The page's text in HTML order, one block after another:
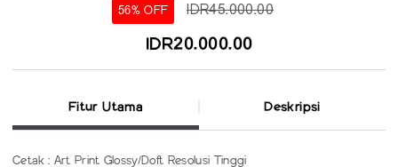
56% OFF IDR45.000.00
IDR20.000.00
Fitur Utama Deskripsi
Cetak : Art Print Glossy/Doft Resolusi Tinggi